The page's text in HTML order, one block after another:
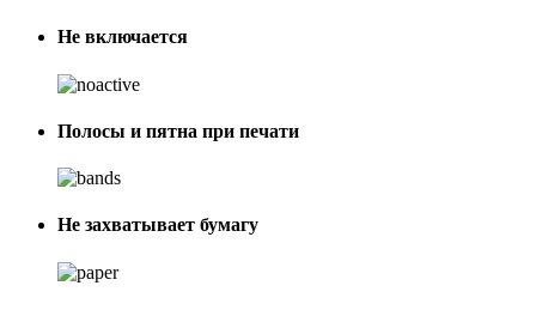
Не включается
Полосы и пятна при печати
Не захватывает бумагу